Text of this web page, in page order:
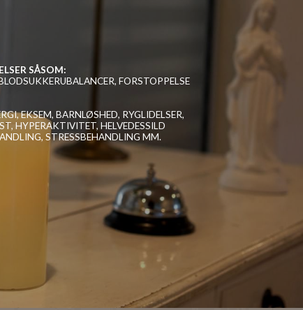
SÅSOM:
FORSTOPPELSE
EKSEM, BARNLØSHED, RYGLIDELSER,
HYPERAKTIVITET, HELVEDESSILD
STRESSBEHANDLING MM.